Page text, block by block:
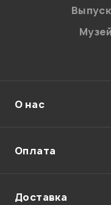
Введите
Отправить
О нас
Оплата
Доставка